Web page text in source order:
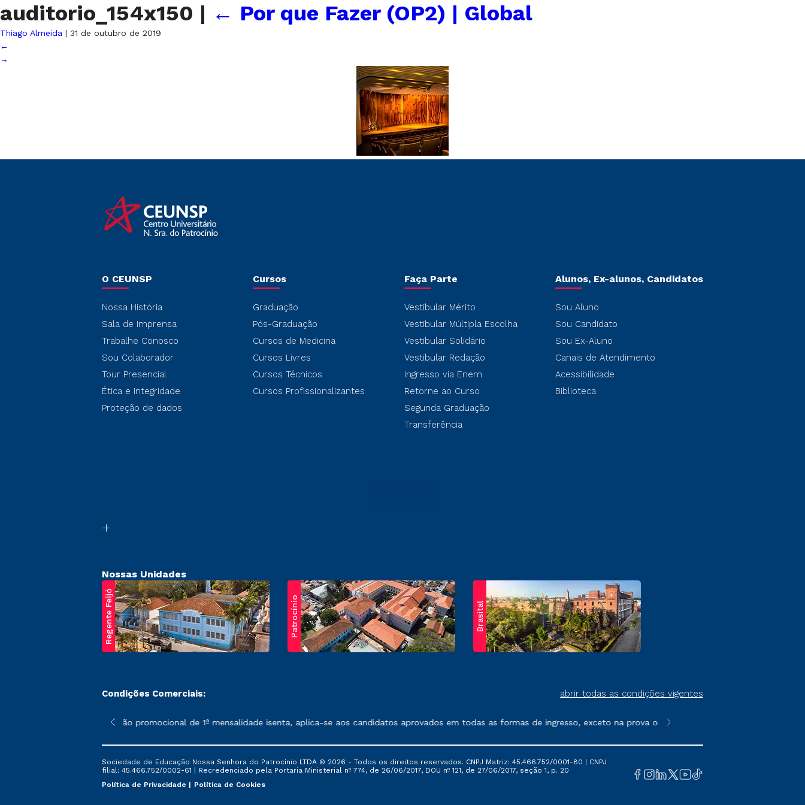
auditorio_154x150 | ← Por que Fazer (OP2) | Global
Thiago Almeida | 31 de outubro de 2019
←
→
O CEUNSP
Nossa História
Sala de Imprensa
Trabalhe Conosco
Sou Colaborador
Tour Presencial
Ética e Integridade
Proteção de dados
Cursos
Graduação
Pós-Graduação
Cursos de Medicina
Cursos Livres
Cursos Técnicos
Cursos Profissionalizantes
Faça Parte
Vestibular Mérito
Vestibular Múltipla Escolha
Vestibular Solidário
Vestibular Redação
Ingresso via Enem
Retorne ao Curso
Segunda Graduação
Transferência
Alunos, Ex-alunos, Candidatos
Sou Aluno
Sou Candidato
Sou Ex-Aluno
Canais de Atendimento
Acessibilidade
Biblioteca
Nossas Unidades
Regente Feijó Patrocínio Brasital
Condições Comerciais: abrir todas as condições vigentes
sofrer alterações nos períodos de rematrícula conforme exposto no contrato de prestação de serviços.
*A condição promocional de 1ª mensalidade isenta, aplica-se aos candidatos aprovados em todas as formas de ingresso, exceto na prova on-line ou agendada, que ofertam
**Semipresencial é um formato do
Sociedade de Educação Nossa Senhora do Patrocínio LTDA © 2026 - Todos os direitos reservados. CNPJ Matriz: 45.466.752/0001-80 | CNPJ
filial: 45.466.752/0002-61 | Recredenciado pela Portaria Ministerial nº 774, de 26/06/2017, DOU nº 121, de 27/06/2017, seção 1, p. 20
Política de Privacidade
Política de Cookies